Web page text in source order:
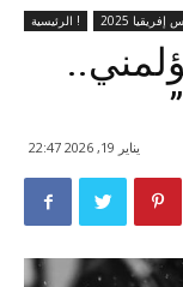
الرئيسية ! إفريقيا 2025
يناير 19, 2026 22:47